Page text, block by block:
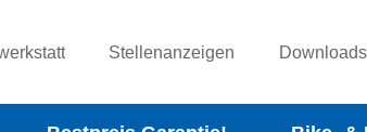
Stellenanzeigen Downloads